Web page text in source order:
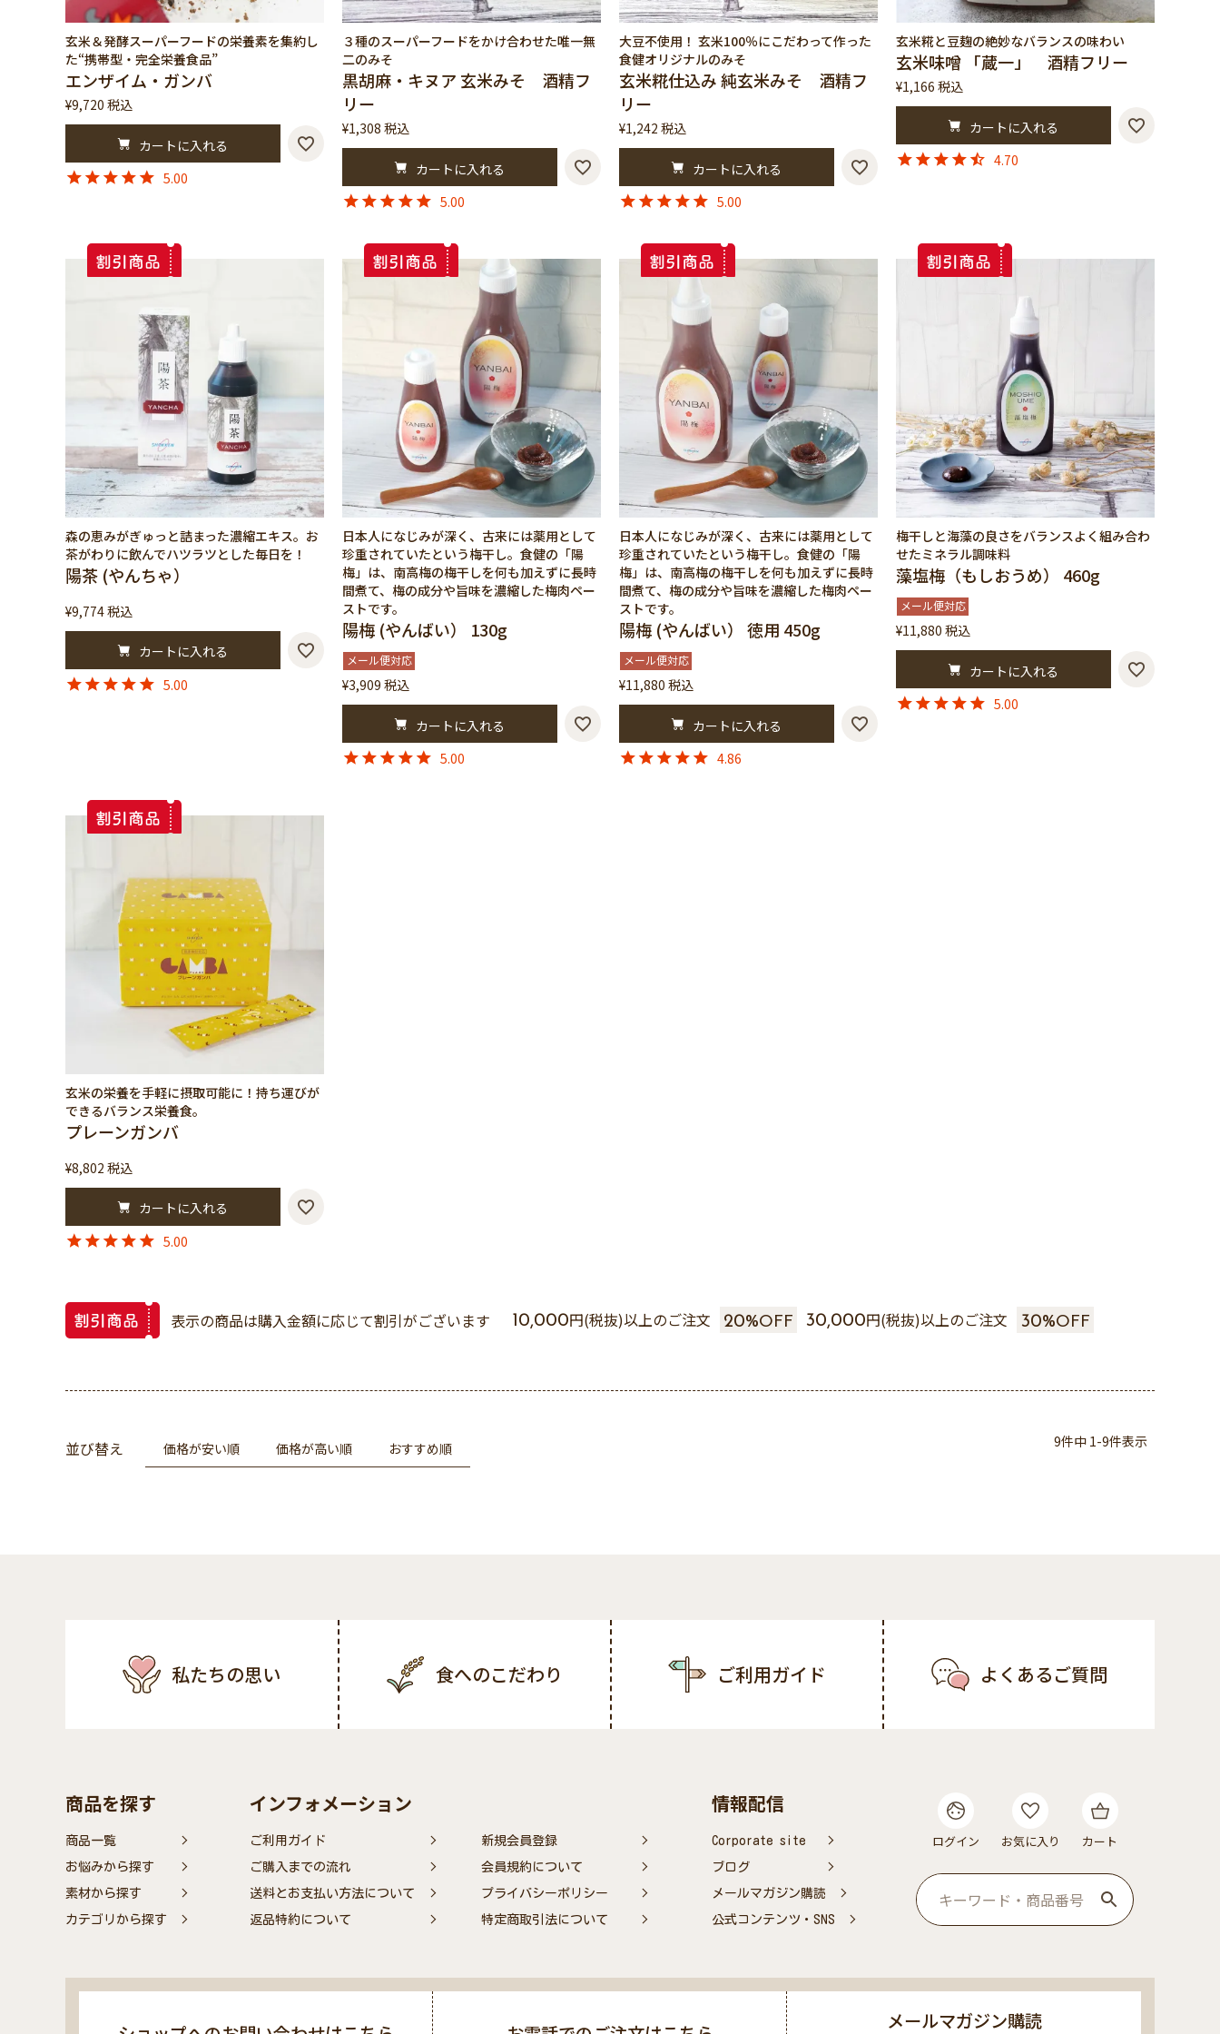
玄米＆発酵スーパーフードの栄養素を集約し
た“携帯型・完全栄養食品”
エンザイム・ガンバ
¥9,720 税込
カートに入れる
5.00
３種のスーパーフードをかけ合わせた唯一無
二のみそ
黒胡麻・キヌア 玄米みそ 酒精フ
リー
¥1,308 税込
カートに入れる
5.00
大豆不使用！ 玄米100％にこだわって作った
食健オリジナルのみそ
玄米糀仕込み 純玄米みそ 酒精フ
リー
¥1,242 税込
カートに入れる
5.00
玄米糀と豆麹の絶妙なバランスの味わい
玄米味噌 「蔵一」 酒精フリー
¥1,166 税込
カートに入れる
4.70
森の恵みがぎゅっと詰まった濃縮エキス。お
茶がわりに飲んでハツラツとした毎日を！
陽茶 (やんちゃ）
¥9,774税込
カートに入れる
5.00
日本人になじみが深く、古来には薬用として
珍重されていたという梅干し。食健の「陽
梅」は、南高梅の梅干しを何も加えずに長時
間煮て、梅の成分や旨味を濃縮した梅肉ペー
ストです。
陽梅 (やんばい） 130g
メール便対応
¥3,909 税込
カートに入れる
5.00
日本人になじみが深く、古来には薬用として
珍重されていたという梅干し。食健の「陽
梅」は、南高梅の梅干しを何も加えずに長時
間煮て、梅の成分や旨味を濃縮した梅肉ペー
ストです。
陽梅 (やんばい） 徳用 450g
メール便対応
¥11,880 税込
カートに入れる
4.86
梅干しと海藻の良さをバランスよく組み合わ
せたミネラル調味料
藻塩梅（もしおうめ） 460g
メール便対応
¥11,880 税込
カートに入れる
5.00
玄米の栄養を手軽に摂取可能に！持ち運びが
できるバランス栄養食。
プレーンガンバ
¥8,802 税込
カートに入れる
5.00
表示の商品は購入金額に応じて割引がございます 10,000円(税抜)以上のご注文 20%OFF 30,000円(税抜)以上のご注文 30%OFF
並び替え 価格が安い順 価格が高い順 おすすめ順 9件中 1-9件表示
私たちの思い 食へのこだわり ご利用ガイド よくあるご質問
商品を探す
商品一覧
お悩みから探す
素材から探す
カテゴリから探す
インフォメーション
ご利用ガイド
ご購入までの流れ
送料とお支払い方法について
返品特約について
新規会員登録
会員規約について
プライバシーポリシー
特定商取引法について
情報配信
Corporate site
ブログ
メールマガジン購読
公式コンテンツ・SNS
ログイン お気に入り カート
メールマガジン購読